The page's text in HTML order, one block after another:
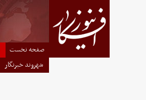
صفحه نخست
شهروند خبرنگار